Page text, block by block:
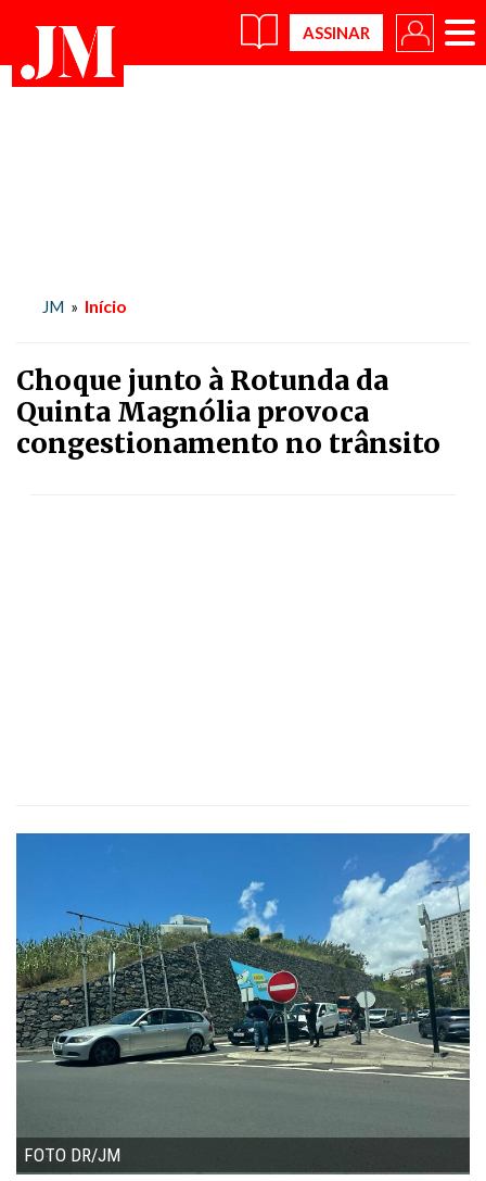
×
JM » Início
Choque junto à Rotunda da
Quinta Magnólia provoca
congestionamento no trânsito
FOTO DR/JM